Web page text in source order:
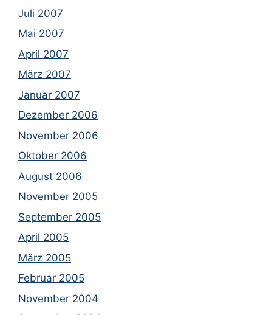
Juli 2007
Mai 2007
April 2007
März 2007
Januar 2007
Dezember 2006
November 2006
Oktober 2006
August 2006
November 2005
September 2005
April 2005
März 2005
Februar 2005
November 2004